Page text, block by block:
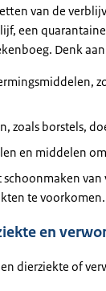
van de
een
Denk
zoals borstels,
en middelen
te voorkomen.
en
dierziekte of